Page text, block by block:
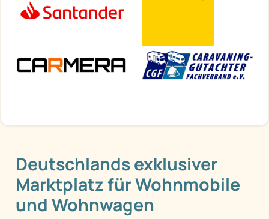
Deutschlands exklusiver
Marktplatz für Wohnmobile
und Wohnwagen